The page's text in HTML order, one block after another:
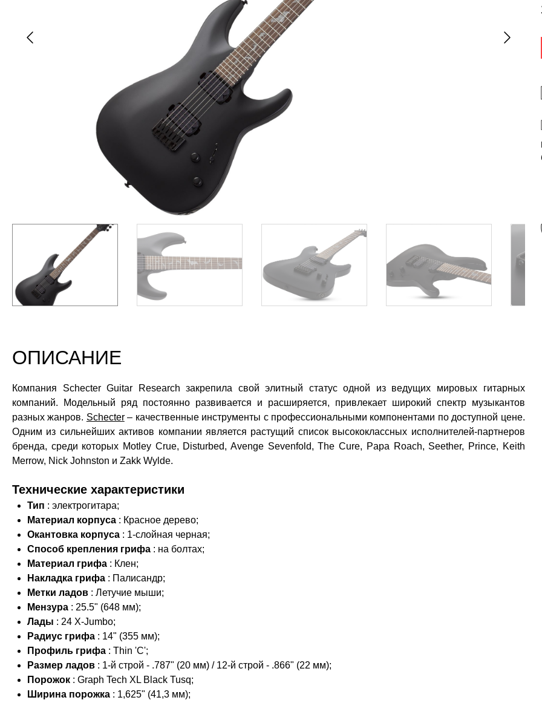
ОПИСАНИЕ
Компания Schecter Guitar Research закрепила свой элитный статус одной из ведущих мировых гитарных
компаний. Модельный ряд постоянно развивается и расширяется, привлекает широкий спектр музыкантов
разных жанров. Schecter– качественные инструменты с профессиональными компонентами по доступной цене.
Одним из сильнейших активов компании является растущий список высококлассных исполнителей-партнеров
бренда, среди которых Motley Crue, Disturbed, Avenge Sevenfold, The Cure, Papa Roach, Seether, Prince, Keith
Merrow, Nick Johnston и Zakk Wylde.
Технические характеристики
Тип : электрогитара;
Материал корпуса : Красное дерево;
Окантовка корпуса : 1-слойная черная;
Способ крепления грифа : на болтах;
Материал грифа : Клен;
Накладка грифа : Палисандр;
Метки ладов : Летучие мыши;
Мензура : 25.5" (648 мм);
Лады : 24 X-Jumbo;
Радиус грифа : 14" (355 мм);
Профиль грифа : Thin 'C';
Размер ладов : 1-й строй - .787" (20 мм) / 12-й строй - .866" (22 мм);
Порожок : Graph Tech XL Black Tusq;
Ширина порожка : 1,625" (41,3 мм);